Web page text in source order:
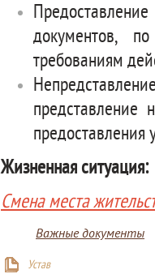
документов,
требованиям
предоставления
Жизненная ситуация:
Смена места
Важные документы
Устав